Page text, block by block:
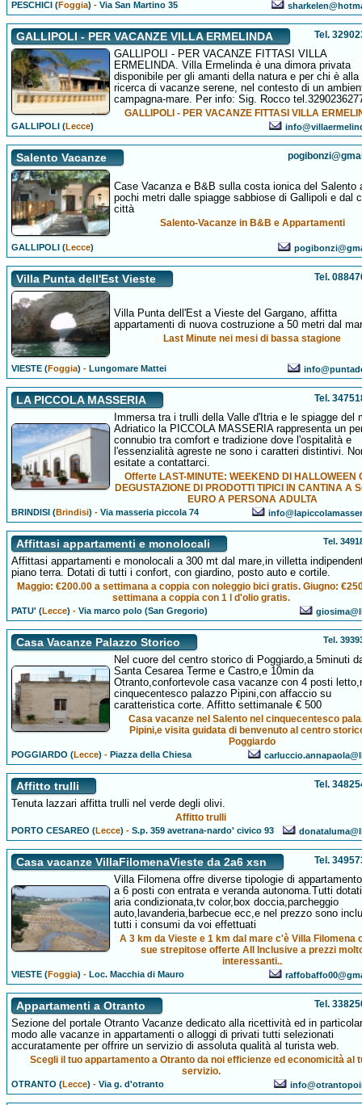
PESCHICI (Foggia) -Via San Martino 35
GALLIPOLI - PER VACANZE VILLA ERMELINDA Tel.
GALLIPOLI - PER VACANZE FITTASI VILLA
ERMELINDA. Villa Ermelinda è una dimora privata
disponibile per gli amanti della natura e per chi è alla
ricerca di vacanze serene, nel contesto di un
campagna-mare. Per info: Sig. Rocco
GALLIPOLI - PER VACANZE FITTASI VILLA
GALLIPOLI (Lecce)
Salento Vacanze
Case Vacanza e B&B sulla costa ionica del Salento
pochi metri dalle spiagge sabbiose di Gallipoli e dal
città
Salento-Vacanze in B&B e Appartamenti
GALLIPOLI (Lecce)
Villa Punta dell'Est Vieste Tel.
Villa Punta dell'Est a Vieste del Gargano, affitta
appartamenti di nuova costruzione a 50 metri dal
Last Minute nei mesi di bassa stagione
VIESTE (Foggia) -Lungomare Mattei
LA PICCOLA MASSERIA Tel.
Immersa tra i trulli della Valle d'Itria e le spiagge del
Adriatico la PICCOLA MASSERIA rappresenta un
connubio tra comfort e tradizione dove l'ospitalità e
l'essenzialità agreste ne sono i caratteri distintivi.
esitate a contattarci.
Offerte LAST-MINUTE: WEEKEND DI HALLOWEEN
DEGUSTAZIONE DI PRODOTTI TIPICI IN CANTINA A
EURO A PERSONA ADULTA
BRINDISI (Brindisi) -Via masseria piccola 74
Affittasi appartamenti e monolocali Tel.
Affittasi appartamenti e monolocali a 300 mt dal mare,in villetta
piano terra. Dotati di tutti i confort, con giardino, posto auto e cortile.
Maggio: €200.00 a settimana a coppia con noleggio bici gratis. Giugno:
settimana a coppia con 1 l d'olio gratis.
PATU' (Lecce) -Via marco polo (San Gregorio)
Casa Vacanze Palazzo Storico Tel.
Nel cuore del centro storico di Poggiardo,a 5minuti
Santa Cesarea Terme e Castro,e 10min da
Otranto,confortevole casa vacanze con 4 posti
cinquecentesco palazzo Pipini,con affaccio su
caratteristica corte. Affitto settimanale € 500
Casa vacanze nel Salento nel cinquecentesco
Pipini,e visita guidata di benvenuto al centro
Poggiardo
POGGIARDO (Lecce) -Piazza della Chiesa
Affitto trulli Tel.
Tenuta lazzari affitta trulli nel verde degli olivi.
Affitto trulli
PORTO CESAREO (Lecce) -S.p. 359 avetrana-nardo' civico 93
Casa vacanze VillaFilomenaVieste da 2a6 xsn Tel.
Villa Filomena offre diverse tipologie di
a 6 posti con entrata e veranda autonoma.Tutti
aria condizionata,tv color,box doccia,parcheggio
auto,lavanderia,barbecue ecc,e nel prezzo sono
tutti i consumi da voi effettuati
A 3 km da Vieste e 1 km dal mare c'è Villa Filomena
sue strepitose offerte All Inclusive a prezzi
interessanti..
VIESTE (Foggia) -Loc. Macchia di Mauro
Appartamenti a Otranto Tel.
Sezione del portale Otranto Vacanze dedicato alla ricettività ed in particolar
modo alle vacanze in appartamenti o alloggi di privati tutti selezionati
accuratamente per offrire un servizio di assoluta qualità al turista web.
Scegli il tuo appartamento a Otranto da noi efficienze ed economicità al
servizio.
OTRANTO (Lecce) -Via g. d'otranto